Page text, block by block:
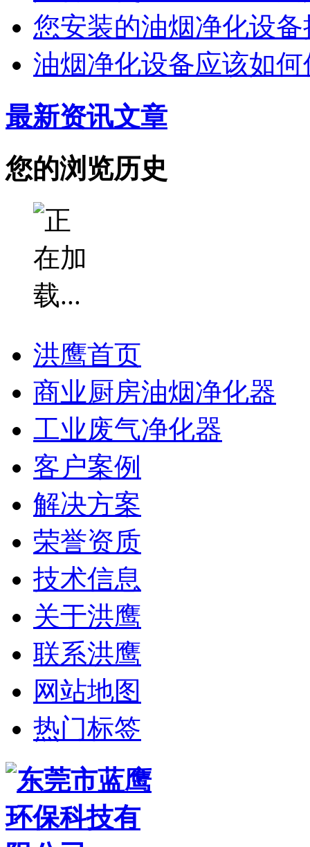
您安装的油烟净化设
油烟净化设备应该如
最新资讯文章
您的浏览历史
洪鹰首页
商业厨房油烟净化器
工业废气净化器
客户案例
解决方案
荣誉资质
技术信息
关于洪鹰
联系洪鹰
网站地图
热门标签